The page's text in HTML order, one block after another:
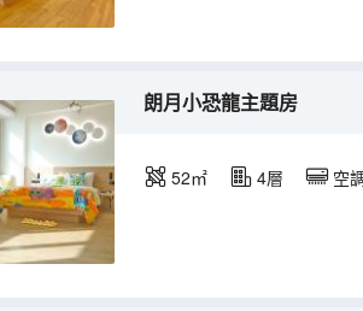
朗月小恐龍主題房
52㎡ 4層 空